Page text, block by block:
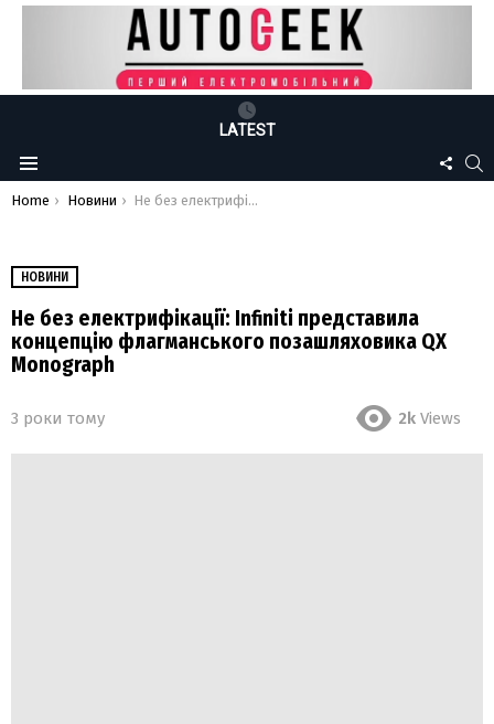
LATEST
Menu
US
You are here:
Home Новини Не без електрифікації: Infiniti представила концепцію флагманського позашляховика QX Monograph
НОВИНИ
Не без електрифікації: Infiniti представила
концепцію флагманського позашляховика QX
Monograph
3 роки тому 2k Views